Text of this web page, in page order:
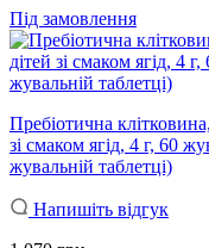
Під замовлення
Пребіотична
зі смаком ягід, 4 г, 60
жувальній таблетці)
Напишіть відгук